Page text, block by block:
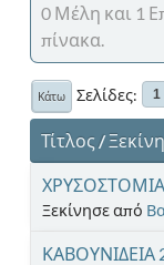
0 Μέλη και 1
πίνακα.
Κάτω Σελίδες 1
Τίτλος/
ΧΡΥΣΟΣΤΟΜΙΑ
Ξεκίνησε από
ΚΑΒΟΥΝΙΔΕΙΑ